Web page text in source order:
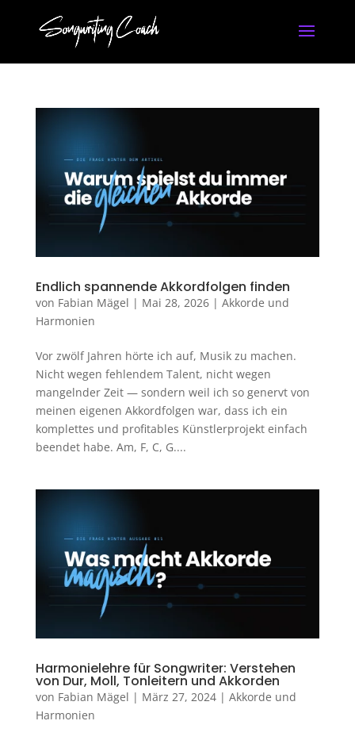
Endlich spannende Akkordfolgen finden
von Fabian Mägel | Mai 28, 2026| Akkorde und
Harmonien
Vor zwölf Jahren hörte ich auf, Musik zu machen.
Nicht wegen fehlendem Talent, nicht wegen
mangelnder Zeit — sondern weil ich so genervt von
meinen eigenen Akkordfolgen war, dass ich ein
komplettes und profitables Künstlerprojekt einfach
beendet habe. Am, F, C, G....
Harmonielehre für Songwriter: Verstehen
von Dur, Moll, Tonleitern und Akkorden
von Fabian Mägel | März 27, 2024| Akkorde und
Harmonien